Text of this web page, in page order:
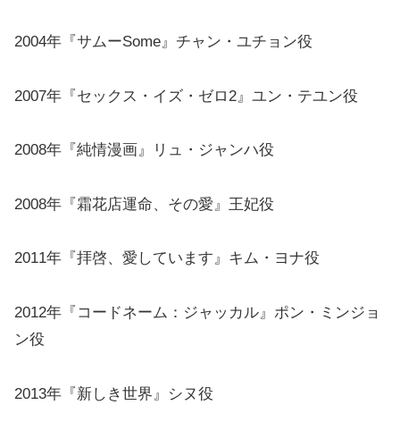
2004年『サムーSome』チャン・ユチョン役
2007年『セックス・イズ・ゼロ2』ユン・テユン役
2008年『純情漫画』リュ・ジャンハ役
2008年『霜花店運命、その愛』王妃役
2011年『拝啓、愛しています』キム・ヨナ役
2012年『コードネーム：ジャッカル』ポン・ミンジョ
ン役
2013年『新しき世界』シヌ役